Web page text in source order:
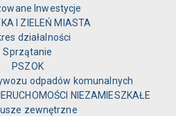
Inwestycje
I ZIELEŃ MIASTA
działalności
Sprzątanie
PSZOK
odpadów komunalnych
NIEZAMIESZKAŁE
zewnętrzne